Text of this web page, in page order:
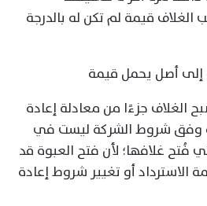
قيمة لم تكن له بالدرجة
أصل يحمل قيمة
الغلاف جزءًا من معادلة إعادة
وفق شروط الشركة ليست في
فُتح غلافها؛ لأن فتح العبوة قد
أو تغيير شروط إعادة